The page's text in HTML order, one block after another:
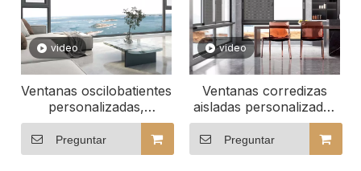
video
Ventanas oscilobatientes
personalizadas,
perfectas para entornos
de oficina
Preguntar
video
Ventanas corredizas
aisladas personalizadas
que mejoran el ambiente
del hotel
Preguntar